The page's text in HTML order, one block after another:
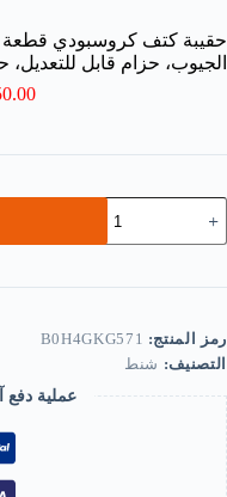
حقيبة كتف كروسبودي قطعة
الجيوب، حزام قابل
حقيبة
كتف
قطعة
أسود
وأزرق،
الجيوب،
حزام
قابل
للتعديل،
حقيبة
رمز المنتج: B0H4GKG571
التصنيف: شنط
عملية دفع